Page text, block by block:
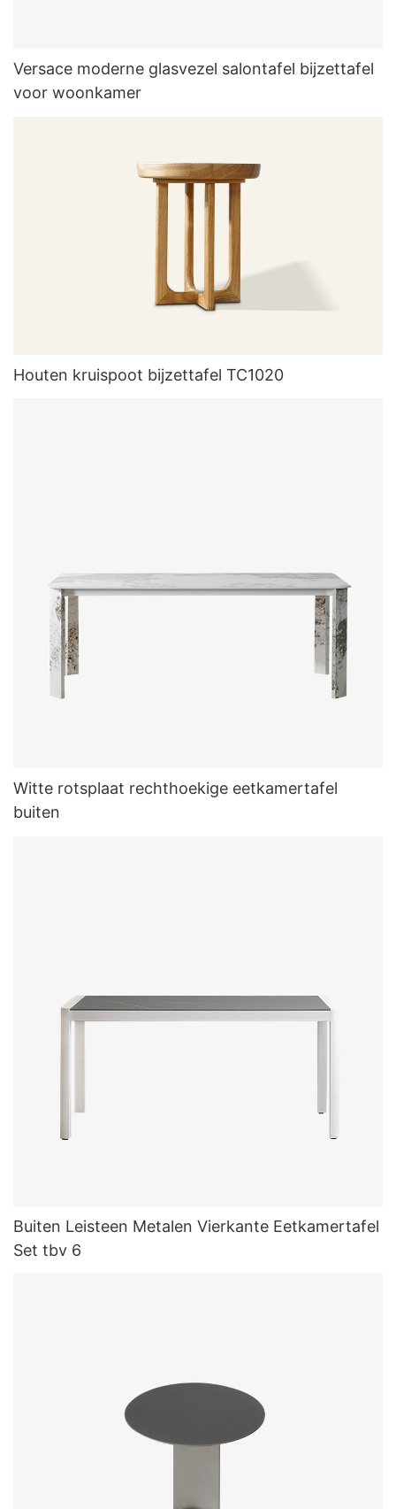
Versace moderne glasvezel salontafel bijzettafel
voor woonkamer
Houten kruispoot bijzettafel TC1020
Witte rotsplaat rechthoekige eetkamertafel
buiten
Buiten Leisteen Metalen Vierkante Eetkamertafel
Set tbv 6